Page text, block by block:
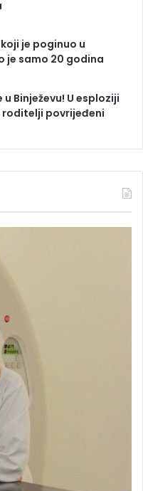
je poginuo u
je samo 20 godina
Binježevu! U esploziji
roditelji povrijeđeni